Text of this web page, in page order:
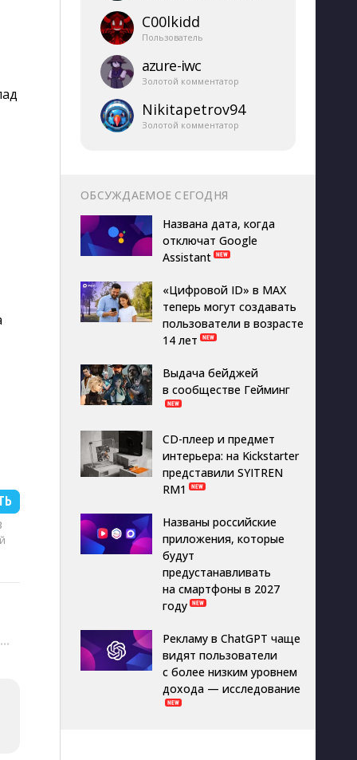
···
C00lkidd
Пользователь
azure-​iwc
Золотой комментатор
Nikitapetrov94
Золотой комментатор
ОБСУЖДАЕМОЕ СЕГОДНЯ
Названа дата, когда
отключат Google
Assistant
«Цифровой ID» в MAX
теперь могут создавать
пользователи в возрасте
14 лет
Выдача бейджей
в сообществе Гейминг
CD-плеер и предмет
интерьера: на Kickstarter
представили SYITREN
RM1
Названы российские
приложения, которые
будут
предустанавливать
на смартфоны в 2027
году
Рекламу в ChatGPT чаще
видят пользователи
с более низким уровнем
дохода — исследование